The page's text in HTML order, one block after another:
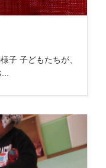
子どもたちが、